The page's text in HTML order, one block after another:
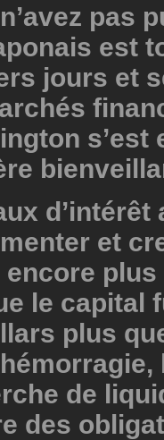
pas
est
jours et
s’est
et
plus
le capital
plus
de
des